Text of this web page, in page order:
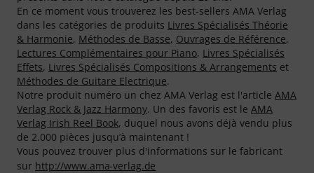
En ce moment vous trouverez les best-sellers AMA Verlag
dans les catégories de produits Livres Spécialisés Théorie
& Harmonie, Méthodes de Basse, Ouvrages de Référence,
Lectures Complémentaires pour Piano, Livres Spécialisés
Effets, Livres Spécialisés Compositions & Arrangements et
Méthodes de Guitare Electrique.
Notre produit numéro un chez AMA Verlag est l'article AMA
Verlag Rock & Jazz Harmony. Un des favoris est le AMA
Verlag Irish Reel Book, duquel nous avons déjà vendu plus
de 2.000 pièces jusqu’à maintenant !
Vous pouvez trouver plus d'informations sur le fabricant
sur http://www.ama-verlag.de